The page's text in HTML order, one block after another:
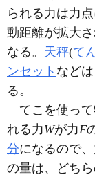
られる力は力
動距離が拡大
なる。 天秤(て
ンセット など
る。
てこを使って
れる力Wが力F
分になるので
の量は、どちら